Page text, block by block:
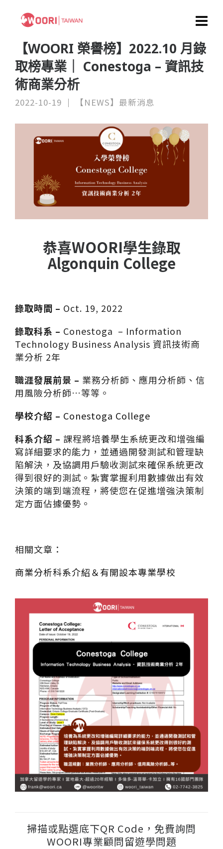
【WOORI 榮譽榜】2022.10 月錄
取榜專業｜ Conestoga – 資訊技
術商業分析
2022-10-19 【NEWS】最新消息
恭喜WOORI學生錄取
Algonquin College
錄取時間 – Oct. 19, 2022
錄取科系 – Conestoga – Information
Technology Business Analysis 資訊技術商
業分析 2年
職涯發展前景 – 業務分析師、應用分析師、信
用風險分析師…等等。
學校介紹 – Conestoga College
科系介紹 – 課程將培養學生系統更改和增強編
寫詳細要求的能力，並通過開發測試和管理缺
陷解決，及協調用戶驗收測試來確保系統更改
得到很好的測試。紮實掌握利用數據做出有效
決策的端到端流程，將使您在促進增強決策制
定方面佔據優勢。
相關文章：
商業分析科系介紹＆有開設本專業學校
掃描或點選底下QR Code，免費詢問
WOORI專業顧問留遊學問題